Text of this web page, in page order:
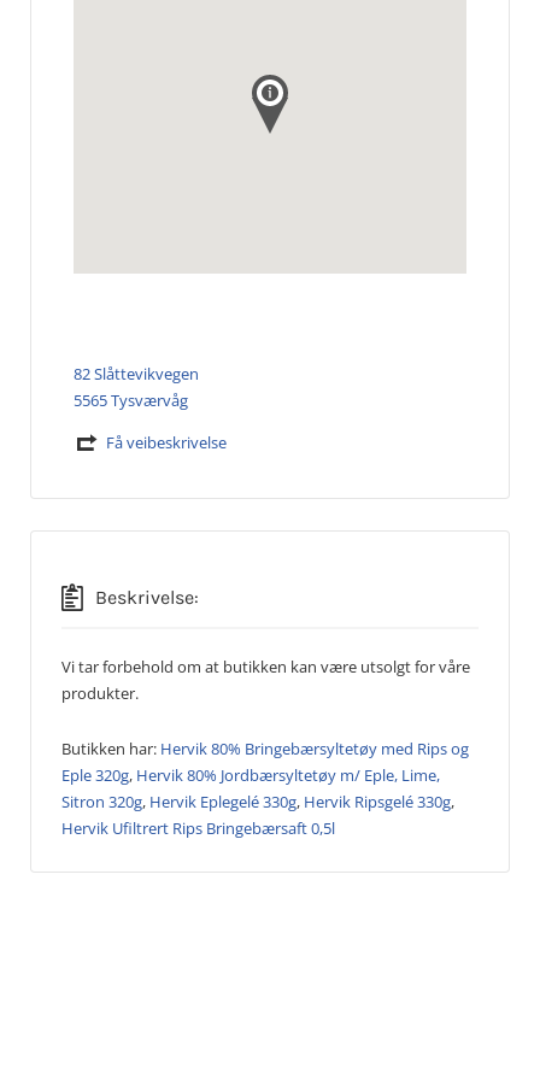
82 Slåttevikvegen
5565 Tysværvåg
Få veibeskrivelse
Beskrivelse:
Vi tar forbehold om at butikken kan være utsolgt for våre
produkter.
Butikken har: Hervik 80% Bringebærsyltetøy med Rips og
Eple 320g, Hervik 80% Jordbærsyltetøy m/ Eple, Lime,
Sitron 320g, Hervik Eplegelé 330g, Hervik Ripsgelé 330g,
Hervik Ufiltrert Rips Bringebærsaft 0,5l